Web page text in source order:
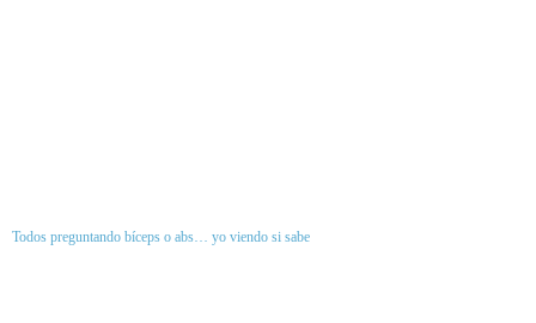
Todos preguntando bíceps o abs… yo viendo si sabe